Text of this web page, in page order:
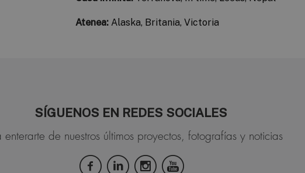
Atenea: Alaska, Britania, Victoria
SÍGUENOS EN REDES SOCIALES
de nuestros últimos proyectos, fotografías y noticias